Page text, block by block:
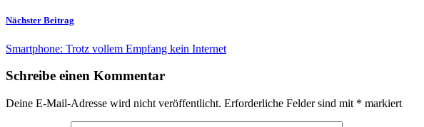
Nächster Beitrag
Smartphone: Trotz vollem Empfang kein Internet
Schreibe einen Kommentar
Deine E-Mail-Adresse wird nicht veröffentlicht. Erforderliche Felder sind mit * markiert